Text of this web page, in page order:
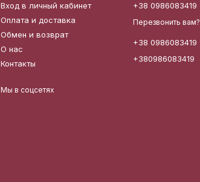
Вход в личный кабинет
Оплата и доставка
Обмен и возврат
О нас
Контакты
Мы в соцсетях
+38 0986083419
Перезвонить вам?
+38 0986083419
+380986083419